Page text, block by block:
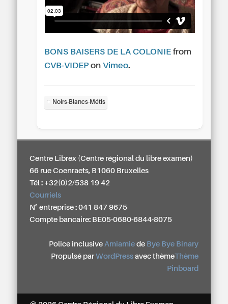
BONS BAISERS DE LA COLONIE from
CVB-VIDEP onVimeo.
Noirs-Blancs-Métis
Centre Librex (Centre régional du libre examen)
66 rue Coenraets, B1060 Bruxelles
Tél : +32(0)2/538 19 42
Courriels
N° entreprise : 041 847 9675
Compte bancaire: BE05-0680-6844-8075
Police inclusive Amiamiede Bye Bye Binary
Propulsé par WordPressavec thèmeThème
Pinboard